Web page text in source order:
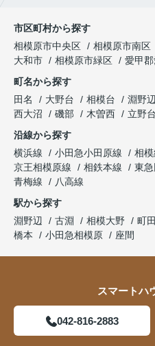
市区町村から探す
相模原市中央区
相模原市南区
大和市
相模原市緑区 愛甲
町名から探す
田名
大野台 相模台 淵野
西大沼
磯部 木曽西
立野台
沿線から探す
横浜線
小田急小田原線 相模
京王相模原線
相鉄本線 東
青梅線
八高線
駅から探す
淵野辺
古淵 相模大野 町田
橋本
小田急相模原 座間
スマートハ
042-816-2883